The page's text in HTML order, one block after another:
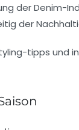
derDenim-
der